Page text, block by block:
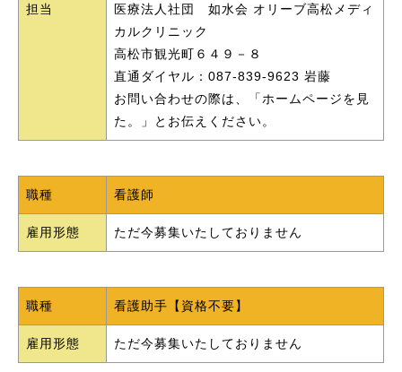
担当
医療法人社団 如水会 オリーブ高松メディ
カルクリニック
高松市観光町６４９－８
直通ダイヤル：087-839-9623 岩藤
お問い合わせの際は、「ホームページを見
た。」とお伝えください。
職種 看護師
雇用形態 ただ今募集いたしておりません
職種 看護助手【資格不要】
雇用形態 ただ今募集いたしておりません